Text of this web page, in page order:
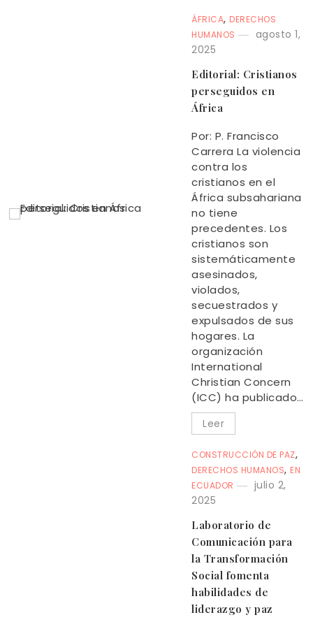
ÁFRICA, DERECHOS
HUMANOS
agosto 1,
2025
Editorial: Cristianos
perseguidos en
África
Por: P. Francisco
Carrera La violencia
contra los
cristianos en el
África subsahariana
no tiene
precedentes. Los
cristianos son
sistemáticamente
asesinados,
violados,
secuestrados y
expulsados de sus
hogares. La
organización
International
Christian Concern
(ICC) ha publicado…
Leer
CONSTRUCCIÓN DE PAZ,
DERECHOS HUMANOS, EN
ECUADOR
julio 2,
2025
Laboratorio de
Comunicación para
la Transformación
Social fomenta
habilidades de
liderazgo y paz